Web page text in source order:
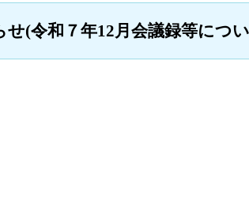
(令和７年12月会議録等につ